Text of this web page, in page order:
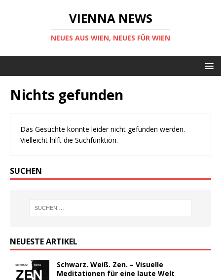
VIENNA NEWS
NEUES AUS WIEN, NEUES FÜR WIEN
Nichts gefunden
Das Gesuchte konnte leider nicht gefunden werden.
Vielleicht hilft die Suchfunktion.
SUCHEN
NEUESTE ARTIKEL
Schwarz. Weiß. Zen. – Visuelle
Meditationen für eine laute Welt